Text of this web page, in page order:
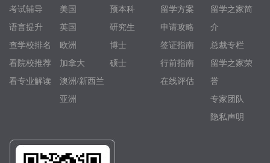
考试辅导
语言提升
查学校排名
看院校推荐
看专业解读
美国
英国
欧洲
加拿大
澳洲/新西兰
亚洲
预本科
研究生
博士
硕士
留学方案
申请攻略
签证指南
行前指南
在线评估
留学之家简
介
总裁专栏
留学之家荣
誉
专家团队
隐私声明